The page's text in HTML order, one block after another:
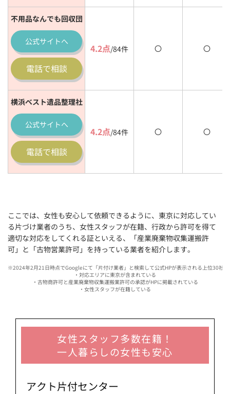
不用品なんでも回収団
公式サイトへ
電話で相談
4.2点/84件 〇 〇
横浜ベスト遺品整理社
公式サイトへ
電話で相談
4.2点/84件 〇 〇
ここでは、女性も安心して依頼できるように、東京に対応してい
る片づけ業者のうち、女性スタッフが在籍、行政から許可を得て
適切な対応をしてくれる証といえる、「産業廃棄物収集運搬許
可」と「古物営業許可」を持っている業者を紹介します。
※2024年2月21日時点でGoogleにて「片付け業者」と検索して公式HPが表示される上位30社
・対応エリアに東京が含まれている
・古物商許可と産業廃棄物収集運搬業許可の承認がHPに掲載されている
・女性スタッフが在籍している
女性スタッフ多数在籍！
一人暮らしの女性も安心
アクト片付センター